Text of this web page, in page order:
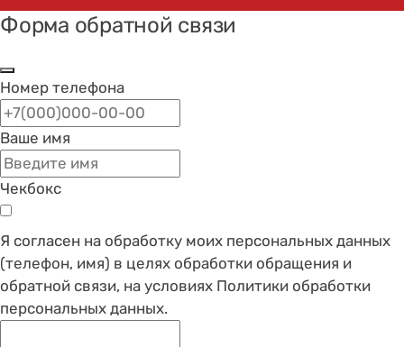
Форма обратной связи
Номер телефона
Ваше имя
Чекбокс
Я согласен на обработку моих персональных данных
(телефон, имя) в целях обработки обращения и
обратной связи, на условиях Политики обработки
персональных данных.